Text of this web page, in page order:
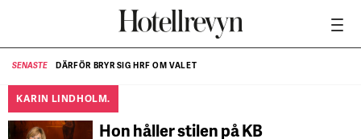
SENASTE DÄRFÖR BRYR SIG HRF OM VALET
KARIN LINDHOLM.
Hon håller stilen på KB